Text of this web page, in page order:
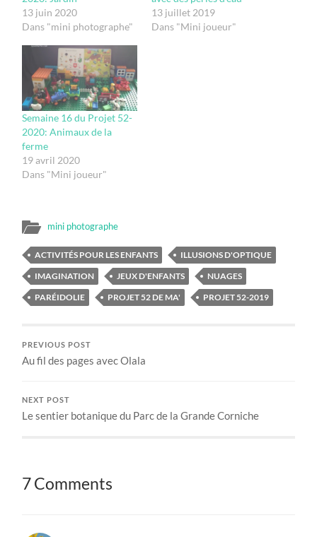
13 juin 2020
Dans "mini photographe"
13 juillet 2019
Dans "Mini joueur"
Semaine 16 du Projet 52-
2020: Animaux de la
ferme
19 avril 2020
Dans "Mini joueur"
mini photographe
ACTIVITÉS POUR LES ENFANTS
ILLUSIONS D'OPTIQUE
IMAGINATION
JEUX D'ENFANTS
NUAGES
PARÉIDOLIE
PROJET 52 DE MA' PROJET 52-2019
PREVIOUS POST
Au fil des pages avec Olala
NEXT POST
Le sentier botanique du Parc de la Grande Corniche
7 Comments